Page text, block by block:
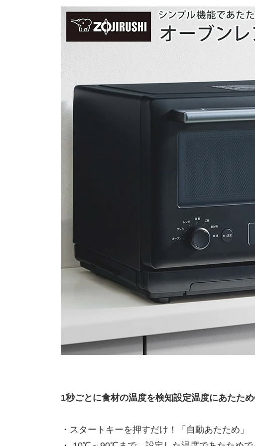
1秒ごとに食材の温度を検知設定温度にあたた
・スタートキーを押すだけ！「自動あたため」